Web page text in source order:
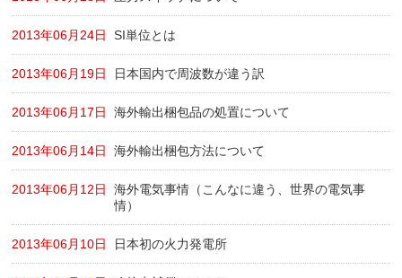
2013年06月24日 SI単位とは
2013年06月19日 日本国内で周波数が違う訳
2013年06月17日 海外輸出梱包品の処置について
2013年06月14日 海外輸出梱包方法について
2013年06月12日
海外電気事情（こんなに違う、世界の電気事
情）
2013年06月10日 日本初の火力発電所